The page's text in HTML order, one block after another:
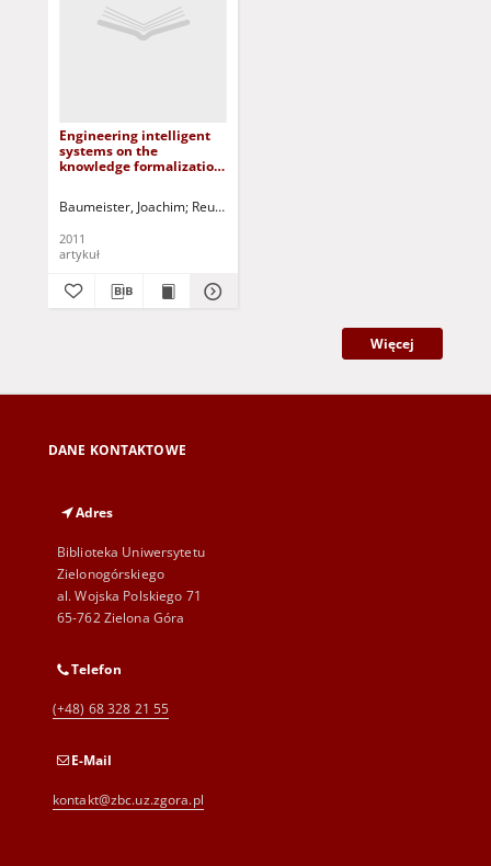
Engineering intelligent
systems on the
knowledge formalization
Baumeister, Joachim Reutelshoefer, Jochen
2011
artykuł
Więcej
DANE KONTAKTOWE
Adres
Biblioteka Uniwersytetu
Zielonogórskiego
al. Wojska Polskiego 71
65-762 Zielona Góra
Telefon
(+48) 68 328 21 55
E-Mail
kontakt@zbc.uz.zgora.pl